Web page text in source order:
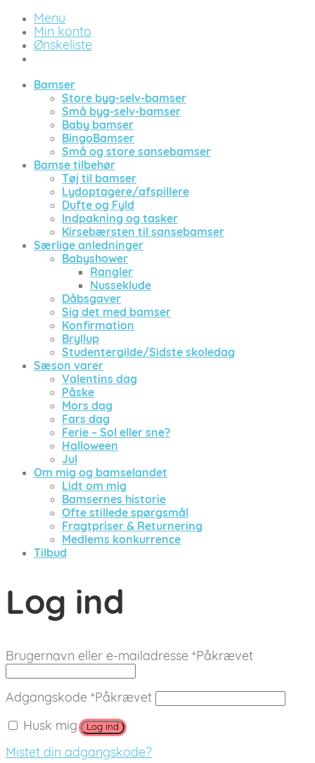
Menu
Min konto
Ønskeliste
Bamser
Store byg-selv-bamser
Små byg-selv-bamser
Baby bamser
BingoBamser
Små og store sansebamser
Bamse tilbehør
Tøj til bamser
Lydoptagere/afspillere
Dufte og Fyld
Indpakning og tasker
Kirsebærsten til sansebamser
Særlige anledninger
Babyshower
Rangler
Nusseklude
Dåbsgaver
Sig det med bamser
Konfirmation
Bryllup
Studentergilde/Sidste skoledag
Sæson varer
Valentins dag
Påske
Mors dag
Fars dag
Ferie – Sol eller sne?
Halloween
Jul
Om mig og bamselandet
Lidt om mig
Bamsernes historie
Ofte stillede spørgsmål
Fragtpriser & Returnering
Medlems konkurrence
Tilbud
Log ind
Brugernavn eller e-mailadresse *Påkrævet
Adgangskode *Påkrævet
Husk mig Log ind
Mistet din adgangskode?